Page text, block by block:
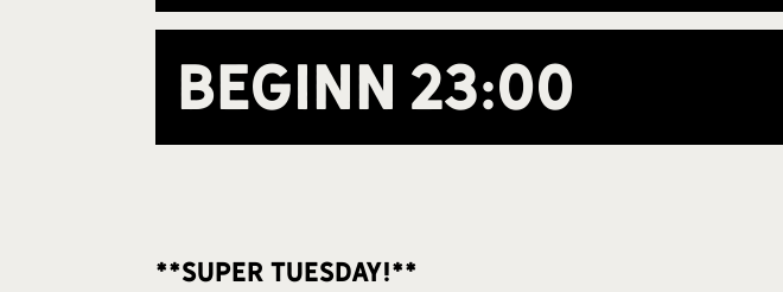
Beginn 23:00
**Super Tuesday!**